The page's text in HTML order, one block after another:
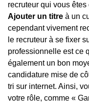
recruteur qui vous
Ajouter un titre à un
cependant vivement
le recruteur à se fixer
professionnelle est ce
également un bon
candidature mise de
tri sur internet. Ainsi,
votre rôle, comme «